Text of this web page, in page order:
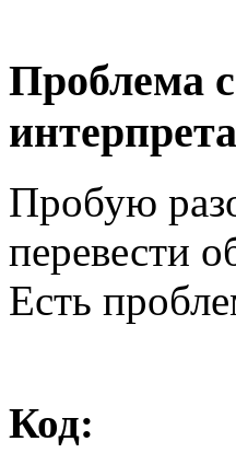
Проблема
Пробую
перевести
Есть
Код: